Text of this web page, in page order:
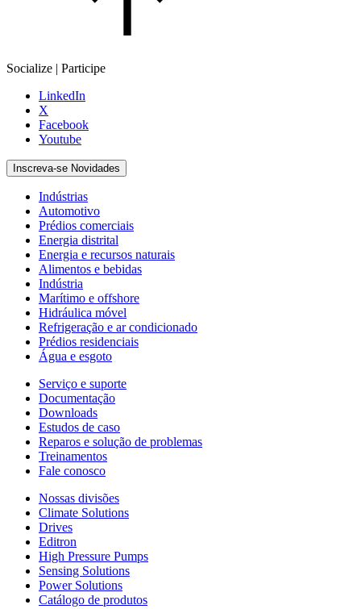
Socialize | Participe
LinkedIn
X
Facebook
Youtube
Inscreva-se Novidades
Indústrias
Automotivo
Prédios comerciais
Energia distrital
Energia e recursos naturais
Alimentos e bebidas
Indústria
Marítimo e offshore
Hidráulica móvel
Refrigeração e ar condicionado
Prédios residenciais
Água e esgoto
Serviço e suporte
Documentação
Downloads
Estudos de caso
Reparos e solução de problemas
Treinamentos
Fale conosco
Nossas divisões
Climate Solutions
Drives
Editron
High Pressure Pumps
Sensing Solutions
Power Solutions
Catálogo de produtos